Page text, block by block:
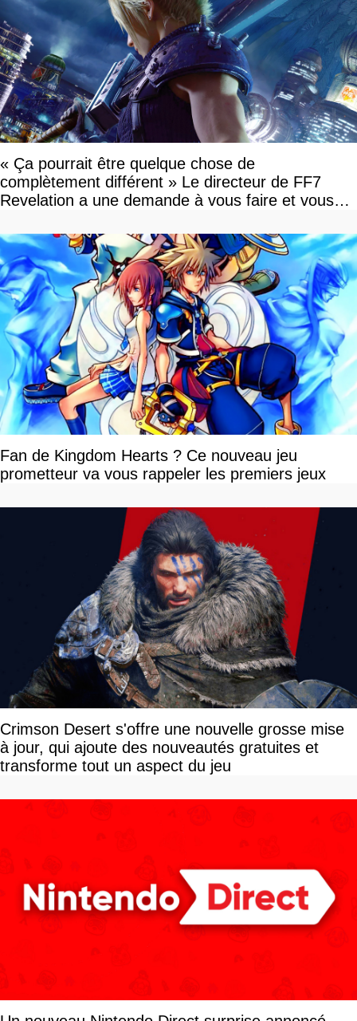
« Ça pourrait être quelque chose de
complètement différent » Le directeur de FF7
Revelation a une demande à vous faire et vous
Fan de Kingdom Hearts ? Ce nouveau jeu
prometteur va vous rappeler les premiers jeux
Crimson Desert s'offre une nouvelle grosse mise
à jour, qui ajoute des nouveautés gratuites et
transforme tout un aspect du jeu